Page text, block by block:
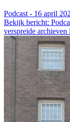
Podcast - 16 april
Bekijk bericht:
verspreide